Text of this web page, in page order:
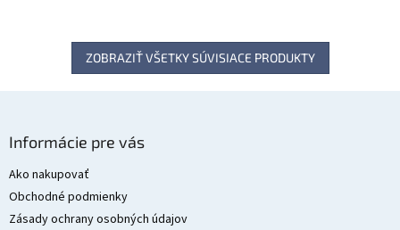
ZOBRAZIŤ VŠETKY SÚVISIACE PRODUKTY
Informácie pre vás
Ako nakupovať
Obchodné podmienky
Zásady ochrany osobných údajov